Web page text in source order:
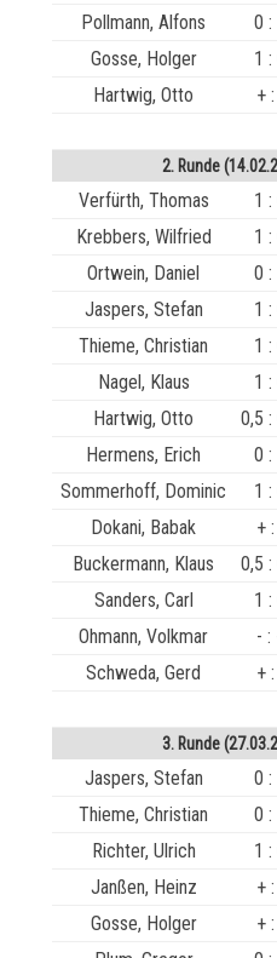
Pollmann, Alfons
0 :
Gosse, Holger
1 :
Hartwig, Otto
+
2. Runde
Verfürth, Thomas 1 :
Krebbers, Wilfried
1 :
Ortwein, Daniel
0 :
Jaspers, Stefan
1 :
Thieme, Christian
1 :
Nagel, Klaus
1 :
Hartwig, Otto
0,5 :
Hermens, Erich
0 :
Sommerhoff, Dominic
1 :
Dokani, Babak
+
Buckermann, Klaus
0,5 :
Sanders, Carl
1 :
Ohmann, Volkmar
- :
Schweda, Gerd
+
3. Runde
Jaspers, Stefan 0 :
Thieme, Christian
0 :
Richter, Ulrich
1 :
Janßen, Heinz
+
Gosse, Holger
+